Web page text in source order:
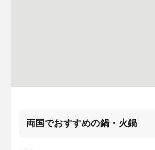
両国でおすすめの鍋・火鍋